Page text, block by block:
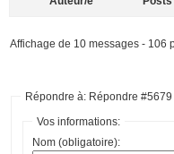
Affichage de 10 messages - 106
Répondre à: Répondre
Vos informations:
Nom (obligatoire):